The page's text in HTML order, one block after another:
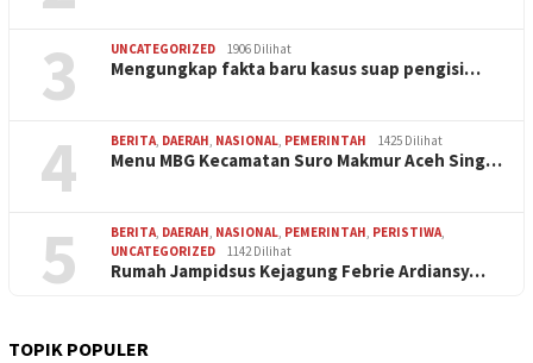
3 UNCATEGORIZED 1906 Dilihat
Mengungkap fakta baru kasus suap pengisi…
4 BERITA, DAERAH, NASIONAL, PEMERINTAH 1425 Dilihat
Menu MBG Kecamatan Suro Makmur Aceh Sing…
5 BERITA, DAERAH, NASIONAL, PEMERINTAH, PERISTIWA,
UNCATEGORIZED
1142 Dilihat
Rumah Jampidsus Kejagung Febrie Ardiansy…
TOPIK POPULER